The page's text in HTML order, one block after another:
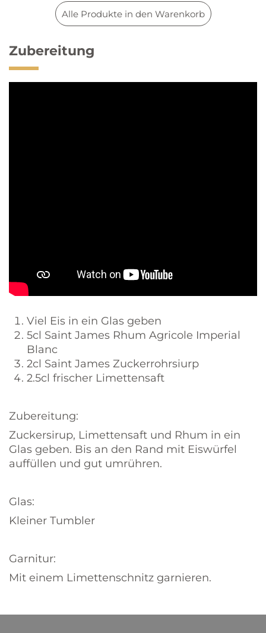
Alle Produkte in den Warenkorb
Zubereitung
Viel Eis in ein Glas geben
5cl Saint James Rhum Agricole Imperial
Blanc
2cl Saint James Zuckerrohrsiurp
2.5cl frischer Limettensaft
Zubereitung:
Zuckersirup, Limettensaft und Rhum in ein
Glas geben. Bis an den Rand mit Eiswürfel
auffüllen und gut umrühren.
Glas:
Kleiner Tumbler
Garnitur:
Mit einem Limettenschnitz garnieren.